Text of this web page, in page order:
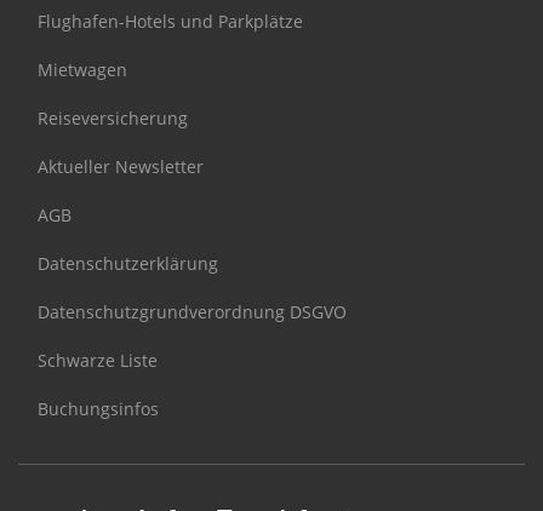
Flughafen-Hotels und Parkplätze
Mietwagen
Reiseversicherung
Aktueller Newsletter
AGB
Datenschutzerklärung
Datenschutzgrundverordnung DSGVO
Schwarze Liste
Buchungsinfos